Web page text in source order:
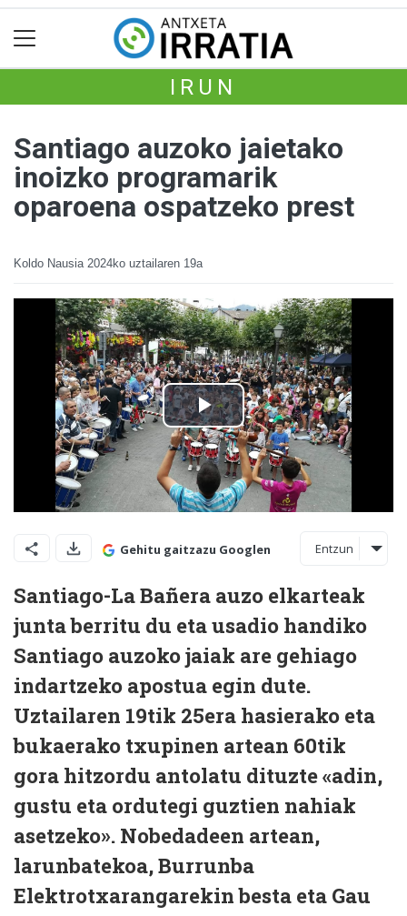
IRUN
Santiago auzoko jaietako
inoizko programarik
oparoena ospatzeko prest
Koldo Nausia 2024ko uztailaren 19a
Gehitu gaitzazu Googlen Entzun
Santiago-La Bañera auzo elkarteak
junta berritu du eta usadio handiko
Santiago auzoko jaiak are gehiago
indartzeko apostua egin dute.
Uztailaren 19tik 25era hasierako eta
bukaerako txupinen artean 60tik
gora hitzordu antolatu dituzte «adin,
gustu eta ordutegi guztien nahiak
asetzeko». Nobedadeen artean,
larunbatekoa, Burrunba
Elektrotxarangarekin besta eta Gau